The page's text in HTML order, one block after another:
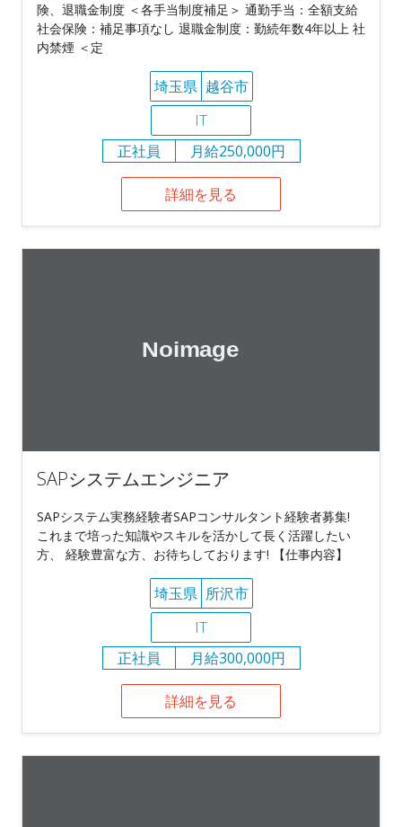
険、退職金制度 ＜各手当制度補足＞ 通勤手当：全額支給
社会保険：補足事項なし 退職金制度：勤続年数4年以上 社
内禁煙 ＜定
埼玉県 越谷市
IT
正社員
月給250,000円
詳細を見る
SAPシステムエンジニア
SAPシステム実務経験者SAPコンサルタント経験者募集!
これまで培った知識やスキルを活かして長く活躍したい
方、 経験豊富な方、お待ちしております! 【仕事内容】
埼玉県 所沢市
IT
正社員
月給300,000円
詳細を見る